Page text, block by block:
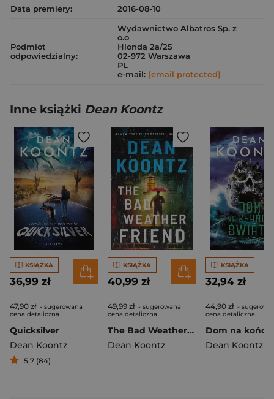
Data premiery:
2016-08-10
Podmiot
odpowiedzialny:
Wydawnictwo Albatros Sp. z
o.o
Hlonda 2a/25
02-972 Warszawa
PL
e-mail: [email protected]
Inne książki Dean Koontz
KSIĄŻKA
36,99 zł
47,90 zł - sugerowana
cena detaliczna
Quicksilver
Dean Koontz
5,7 (84)
KSIĄŻKA
40,99 zł
49,99 zł - sugerowana
cena detaliczna
The Bad Weather Friend wer. angielska
Dean Koontz
KSIĄŻKA
32,94 zł
44,90 zł -
cena detaliczna
Dean Koontz